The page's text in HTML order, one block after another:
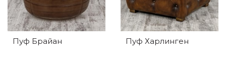
Пуф Брайан Пуф Харлинген